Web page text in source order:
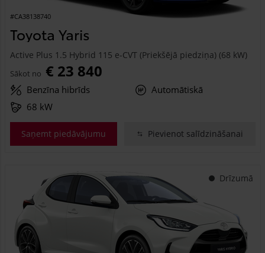
#CA38138740
Toyota Yaris
Active Plus 1.5 Hybrid 115 e-CVT (Priekšējā piedziņa) (68 kW)
Sākot no € 23 840
Benzīna hibrīds
Automātiskā
68 kW
Saņemt piedāvājumu Pievienot salīdzināšanai
Drīzumā